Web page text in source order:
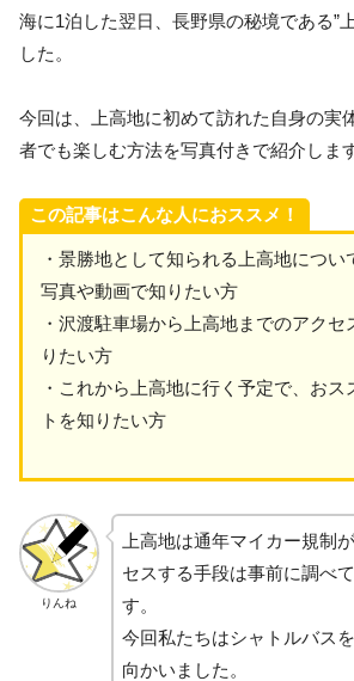
海に1泊した翌日、長野県の秘境である”
した。
今回は、上高地に初めて訪れた自身の実
者でも楽しむ方法を写真付きで紹介します
この記事はこんな人におススメ！
・景勝地として知られる上高地につい
写真や動画で知りたい方
・沢渡駐車場から上高地までのアクセ
りたい方
・これから上高地に行く予定で、おス
トを知りたい方
りんね
上高地は通年マイカー規制
セスする手段は事前に調べ
す。
今回私たちはシャトルバス
向かいました。